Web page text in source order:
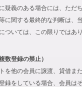
義のある場合には、ただ
関する最終的な判断は、
ついては、この限りではあり
数登録の禁止）
他の会員に譲渡、貸借ま
をしている場合、会員は